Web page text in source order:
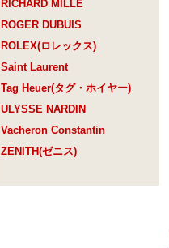
RICHARD MILLE
ROGER DUBUIS
ROLEX(ロレックス)
Saint Laurent
Tag Heuer(タグ・ホイヤー)
ULYSSE NARDIN
Vacheron Constantin
ZENITH(ゼニス)